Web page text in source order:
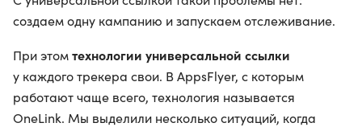
создаем одну кампанию и запускаем отслеживание.
При этомтехнологии универсальной ссылки
у каждого трекера свои. В AppsFlyer, с которым
работают чаще всего, технология называется
OneLink. Мы выделили несколько ситуаций, когда